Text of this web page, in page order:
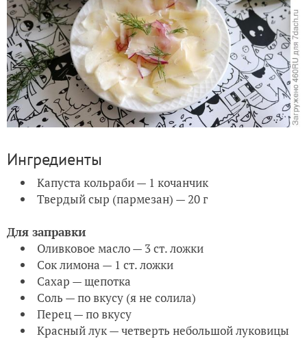
Ингредиенты
Капуста кольраби — 1 кочанчик
Твердый сыр (пармезан) — 20 г
Для заправки
Оливковое масло — 3 ст. ложки
Сок лимона — 1 ст. ложки
Сахар — щепотка
Соль — по вкусу (я не солила)
Перец — по вкусу
Красный лук — четверть небольшой луковицы